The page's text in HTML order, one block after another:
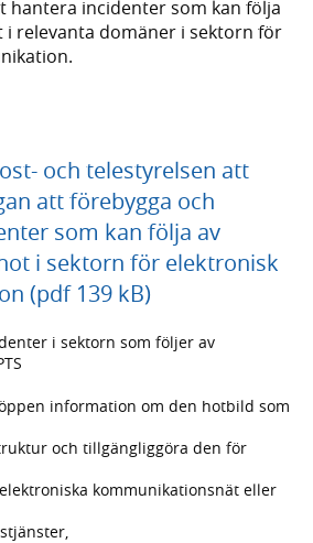
hantera incidenter som kan följa
i relevanta domäner i sektorn för
och telestyrelsen att
att förebygga och
som kan följa av
i sektorn för elektronisk
(pdf 139 kB)
i sektorn som följer av
information om den hotbild som
och tillgängliggöra den för
kommunikationsnät eller